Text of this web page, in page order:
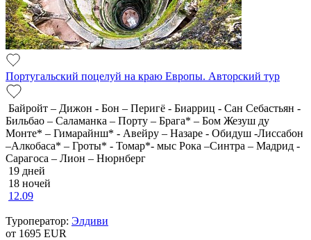
Португальский поцелуй на краю Европы. Авторский тур
Байройт – Дижон - Бон – Перигё - Биарриц - Сан Себастьян -
Бильбао – Саламанка – Порту – Брага* – Бом Жезуш ду
Монте* – Гимарайнш* - Авейру – Назаре - Обидуш -Лиссабон
–Алкобаса* – Гроты* - Томар*- мыс Рока –Синтра – Мадрид -
Сарагоса – Лион – Нюрнберг
19 дней
18 ночей
12.09
Туроператор: Элдиви
от 1695 EUR